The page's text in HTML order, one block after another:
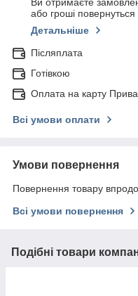
Ви отримаєте
або гроші
Детальніше
Післяплата
Готівкою
Оплата на карту
Всі умови оплати
Умови повернення
Повернення товару
Всі умови повернення
Подібні товари